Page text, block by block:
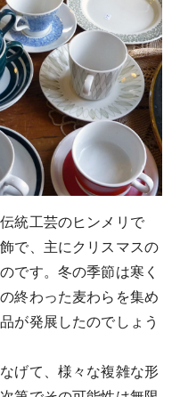
統工芸のヒンメリで
で、主にクリスマスの
です。冬の季節は寒く
終わった麦わらを集め
が発展したのでしょう
げて、様々な複雑な形